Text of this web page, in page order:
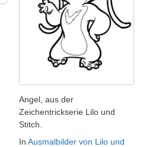
Angel, aus der
Zeichentrickserie Lilo und
Stitch.
In Ausmalbilder von Lilo und